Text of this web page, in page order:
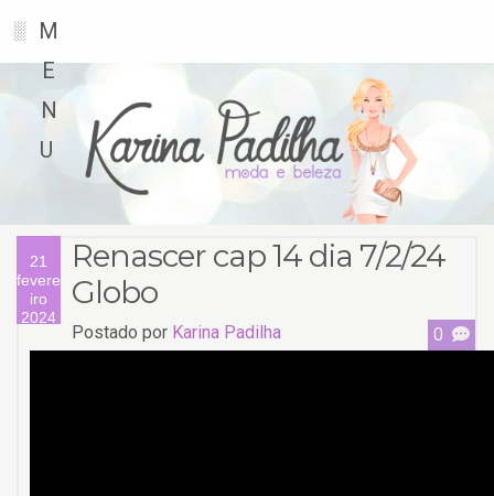
░
M
E
N
U
21
fevere
iro
2024
Renascer cap 14 dia 7/2/24
Globo
Postado por Karina Padilha 0